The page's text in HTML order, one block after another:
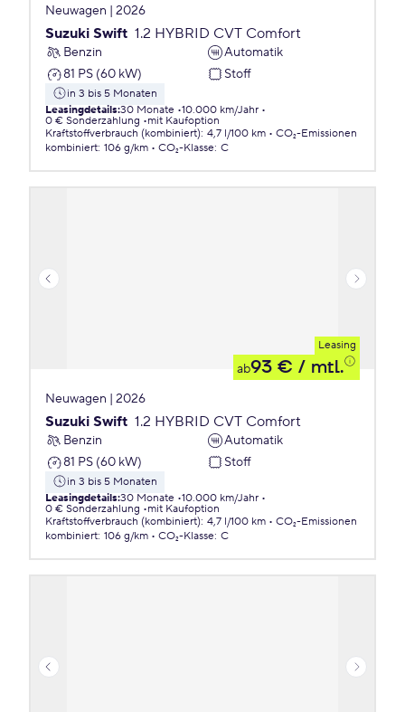
Neuwagen | 2026
Suzuki Swift 1.2 HYBRID CVT Comfort
Benzin
Automatik
81 PS (60 kW)
Stoff
in 3 bis 5 Monaten
Leasingdetails:30 Monate 10.000 km/Jahr
0 € Sonderzahlung
mit Kaufoption
Kraftstoffverbrauch (kombiniert): 4,7 l/100 km
CO₂-Emissionen
kombiniert: 106 g/km CO₂-Klasse: C
Leasing
ab93 € / mtl.
Neuwagen | 2026
Suzuki Swift 1.2 HYBRID CVT Comfort
Benzin
Automatik
81 PS (60 kW)
Stoff
in 3 bis 5 Monaten
Leasingdetails:30 Monate 10.000 km/Jahr
0 € Sonderzahlung
mit Kaufoption
Kraftstoffverbrauch (kombiniert): 4,7 l/100 km
CO₂-Emissionen
kombiniert: 106 g/km CO₂-Klasse: C